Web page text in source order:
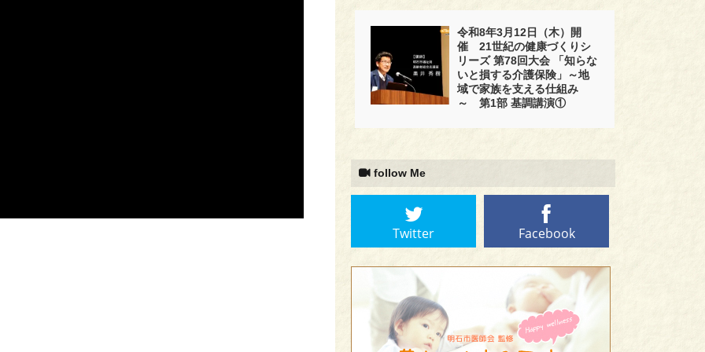
令和8年3月12日（木）開
催 21世紀の健康づくりシ
リーズ 第78回大会 「知らな
いと損する介護保険」～地
域で家族を支える仕組み
～ 第1部 基調講演①
follow Me
Twitter Facebook